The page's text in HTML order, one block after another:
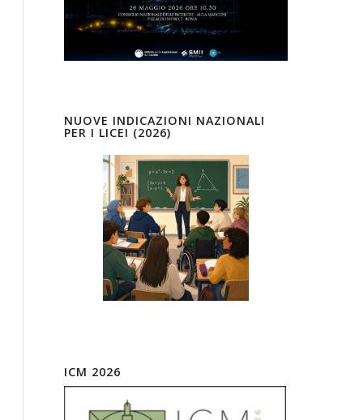
NUOVE INDICAZIONI NAZIONALI
PER I LICEI (2026)
ICM 2026